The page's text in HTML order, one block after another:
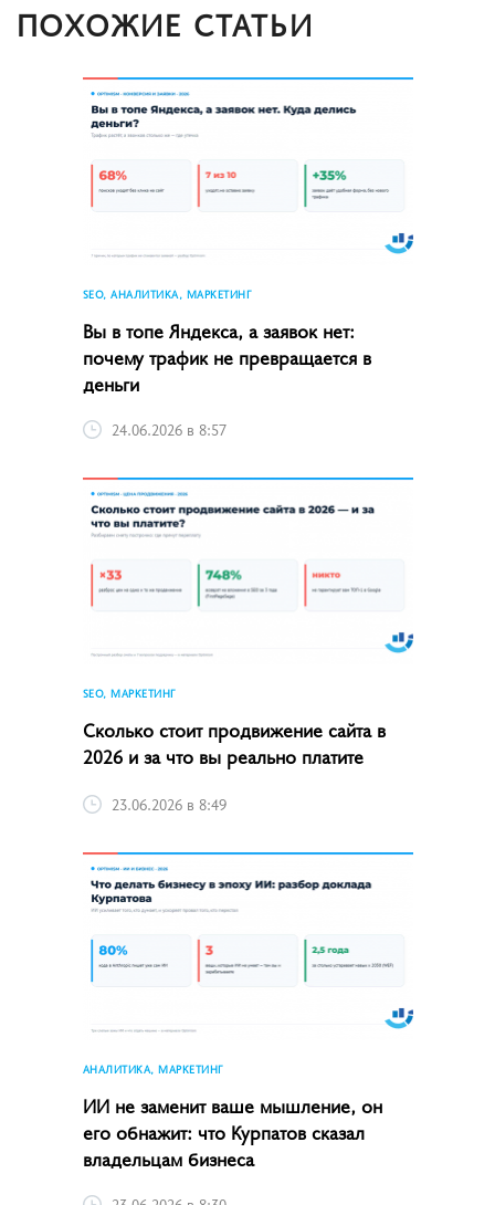
ПОХОЖИЕ СТАТЬИ
SEO, АНАЛИТИКА, МАРКЕТИНГ
Вы в топе Яндекса, а заявок нет:
почему трафик не превращается в
деньги
24.06.2026 в 8:57
SEO, МАРКЕТИНГ
Сколько стоит продвижение сайта в
2026 и за что вы реально платите
23.06.2026 в 8:49
АНАЛИТИКА, МАРКЕТИНГ
ИИ не заменит ваше мышление, он
его обнажит: что Курпатов сказал
владельцам бизнеса